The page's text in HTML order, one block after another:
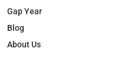
Gap Year
Blog
About Us